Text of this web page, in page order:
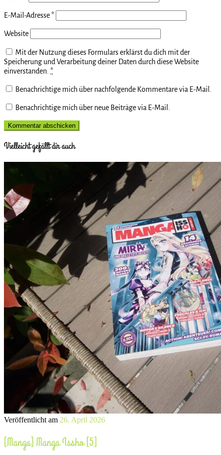
E-Mail-Adresse*
Website
Mit der Nutzung dieses Formulars erklärst du dich mit der
Speicherung und Verarbeitung deiner Daten durch diese Website
einverstanden. *
Benachrichtige mich über nachfolgende Kommentare via E-Mail.
Benachrichtige mich über neue Beiträge via E-Mail.
Vielleicht gefällt dir auch
Veröffentlicht am 26. April 2026
[Manga] Manga Issho [5]